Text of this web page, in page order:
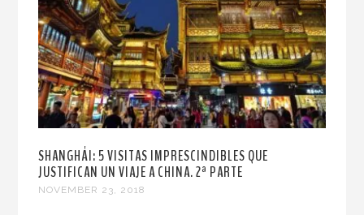
SHANGHÁI: 5 VISITAS IMPRESCINDIBLES QUE
JUSTIFICAN UN VIAJE A CHINA. 2ª PARTE
NOVEMBER 23, 2018